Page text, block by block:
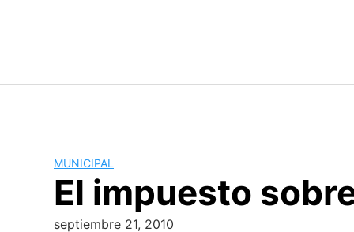
MUNICIPAL
El impuesto
septiembre 21, 2010